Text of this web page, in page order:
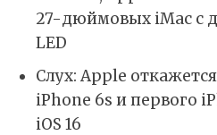
27-дюймовых iMac с
LED
Слух: Apple
iPhone 6s и первого
iOS 16